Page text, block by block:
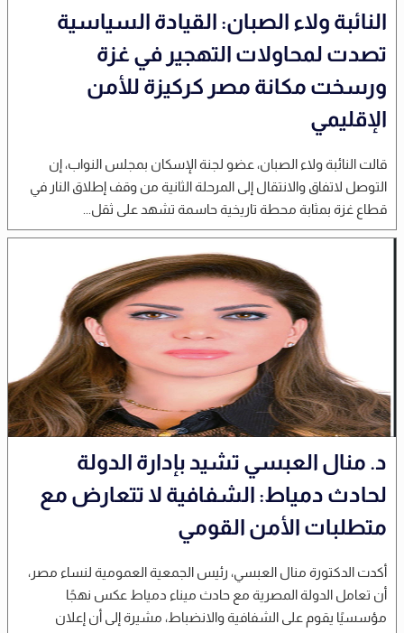
النائبة ولاء الصبان: القيادة السياسية
تصدت لمحاولات التهجير في غزة
ورسخت مكانة مصر كركيزة للأمن
الإقليمي
قالت النائبة ولاء الصبان، عضو لجنة الإسكان بمجلس النواب، إن
التوصل لاتفاق والانتقال إلى المرحلة الثانية من وقف إطلاق النار في
قطاع غزة بمثابة محطة تاريخية حاسمة تشهد على ثقل...
د. منال العبسي تشيد بإدارة الدولة
لحادث دمياط: الشفافية لا تتعارض مع
متطلبات الأمن القومي
أكدت الدكتورة منال العبسي، رئيس الجمعية العمومية لنساء مصر،
أن تعامل الدولة المصرية مع حادث ميناء دمياط عكس نهجًا
مؤسسيًا يقوم على الشفافية والانضباط، مشيرة إلى أن إعلان